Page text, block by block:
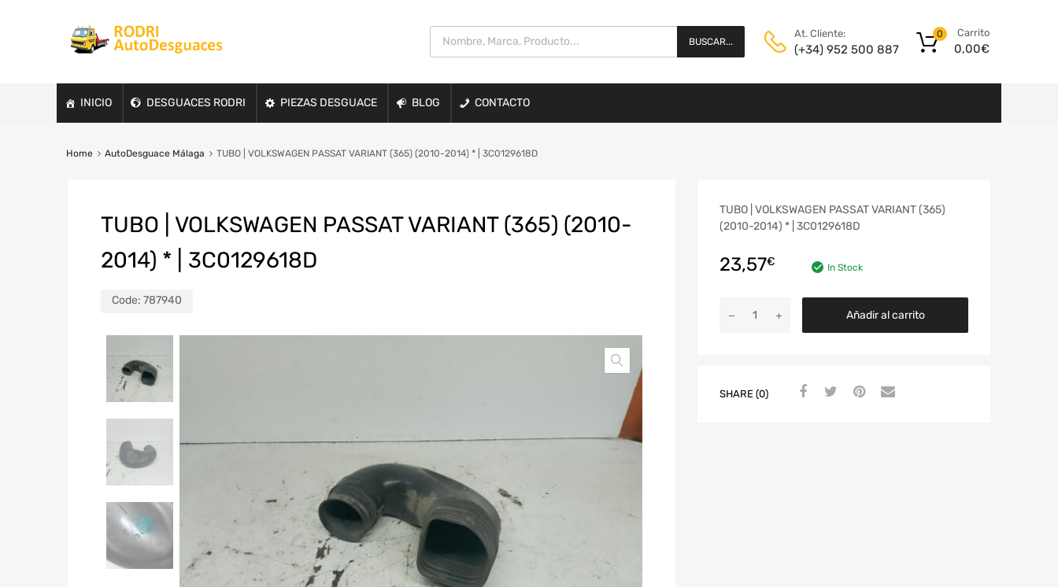
BUSCAR...
At. Cliente:
(+34) 952 500 887
Carrito
0,00€
0
INICIO DESGUACES RODRI PIEZAS DESGUACE BLOG CONTACTO
Home AutoDesguace Málaga TUBO | VOLKSWAGEN PASSAT VARIANT (365) (2010-2014) * | 3C0129618D
TUBO | VOLKSWAGEN PASSAT VARIANT (365) (2010-
2014) * | 3C0129618D
Code: 787940
TUBO | VOLKSWAGEN PASSAT VARIANT (365)
(2010-2014) * | 3C0129618D
23,57€ In Stock
Añadir al carrito
SHARE (0)